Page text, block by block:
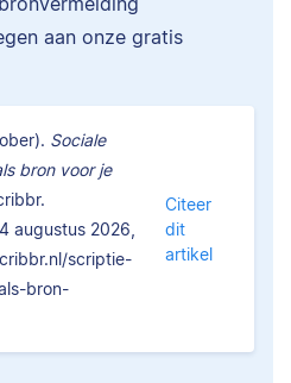
aan onze gratis
Sociale
bron voor je
augustus 2026,
scriptie-
bron-
Citeer
dit
artikel